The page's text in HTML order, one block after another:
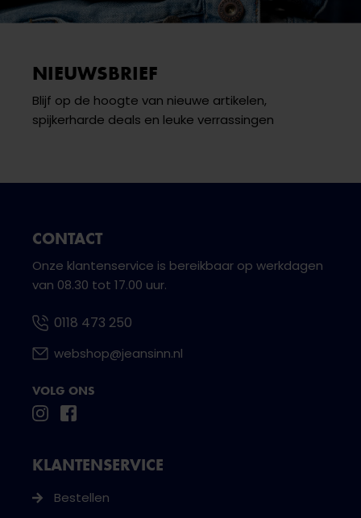
NIEUWSBRIEF
Blijf op de hoogte van nieuwe artikelen,
spijkerharde deals en leuke verrassingen
CONTACT
Onze klantenservice is bereikbaar op werkdagen
van 08.30 tot 17.00 uur.
0118 473 250
webshop@jeansinn.nl
VOLG ONS
KLANTENSERVICE
Bestellen